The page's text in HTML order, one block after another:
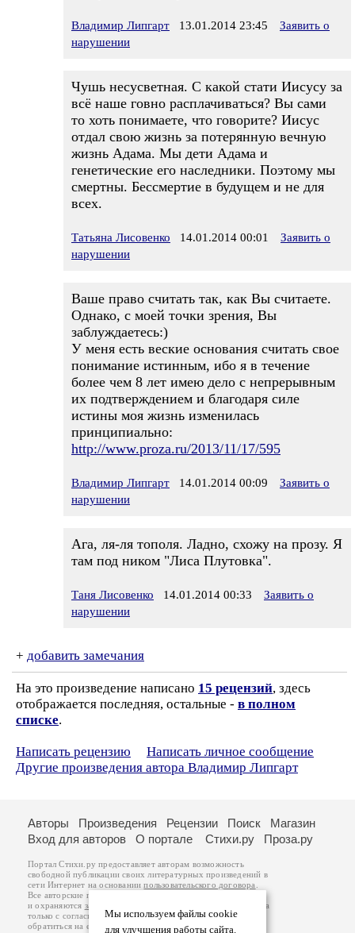
Владимир Липгарт 13.01.2014 23:45
Заявить о
нарушении
Чушь несусветная. С какой стати Иисусу за
всё наше говно расплачиваться? Вы сами
то хоть понимаете, что говорите? Иисус
отдал свою жизнь за потерянную вечную
жизнь Адама. Мы дети Адама и
генетические его наследники. Поэтому мы
смертны. Бессмертие в будущем и не для
всех.
Татьяна Лисовенко 14.01.2014 00:01
Заявить о
нарушении
Ваше право считать так, как Вы считаете.
Однако, с моей точки зрения, Вы
заблуждаетесь:)
У меня есть веские основания считать свое
понимание истинным, ибо я в течение
более чем 8 лет имею дело с непрерывным
их подтверждением и благодаря силе
истины моя жизнь изменилась
принципиально:
http://www.proza.ru/2013/11/17/595
Владимир Липгарт 14.01.2014 00:09
Заявить о
нарушении
Ага, ля-ля тополя. Ладно, схожу на прозу. Я
там под ником "Лиса Плутовка".
Таня Лисовенко 14.01.2014 00:33
Заявить о
нарушении
+ добавить замечания
На это произведение написано 15 рецензий, здесь
отображается последняя, остальные - в полном
списке.
Написать рецензию
Написать личное сообщение
Другие произведения автора Владимир Липгарт
Мы используем файлы cookie
для улучшения работы сайта.
Авторы Произведения Рецензии Поиск
Магазин
Вход для авторов
О портале Стихи.ру Проза.ру
Портал Стихи.ру предоставляет авторам возможность
свободной публикации своих литературных произведений в
сети Интернет на основаниипользовательского договора
Все авторские права на произведения принадлежат авторам
и охраняются законом
. Перепечатка произведений возможна
только с согласия его автора, к которому вы можете
обратиться на его авторской странице. Ответственность за